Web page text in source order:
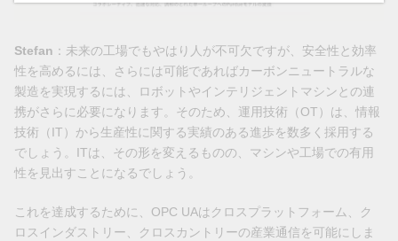
Stefan ：未来の工場でもやはり人が不可欠ですが、安全性と効率
性を高めるには、さらには可能であればカーボンニュートラルな
製造を実現するには、ロボットやインテリジェントマシンとの連
携がさらに必要になります。そのため、運用技術（OT）は、情報
技術（IT）から生産性に関する実績のある進歩を数多く採用する
でしょう。ITは、その形を変えるものの、マシンや工場での有用
性を見出すことになるでしょう。
これを達成するために、OPC UAはクロスプラットフォーム、ク
ロスインダストリー、クロスカントリーの産業通信を可能にしま